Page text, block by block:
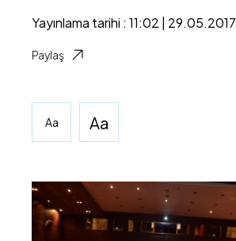
Yayınlama tarihi : 11:02 | 29.05.2017
Paylaş
Aa Aa